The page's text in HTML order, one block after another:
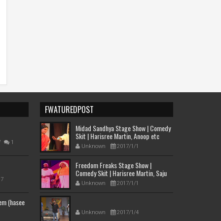
1
(hasee
FWATUREDPOST
Midad Sandhya Stage Show | Comedy
Skit | Harisree Martin, Anoop etc
Unknown 2017/1/1
Freedom Freaks Stage Show |
Comedy Skit | Harisree Martin, Saju
Kodian etc
Unknown 2017/1/1
Unknown 2017/1/4